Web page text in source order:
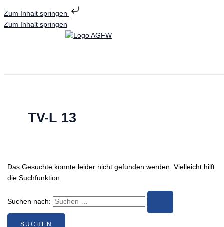
Zum Inhalt springen
Zum Inhalt springen
TV-L 13
Das Gesuchte konnte leider nicht gefunden werden. Vielleicht hilft
die Suchfunktion.
Suchen nach: